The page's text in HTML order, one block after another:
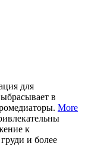
для
в
More
к
и более